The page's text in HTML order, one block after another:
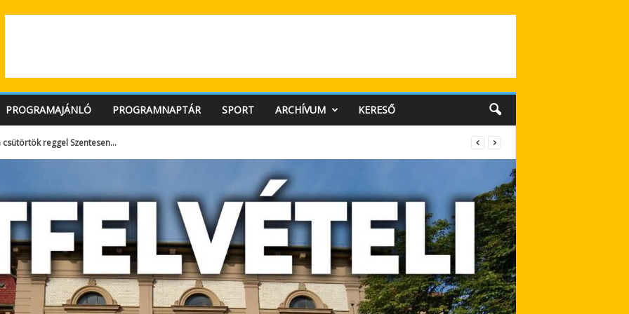
PROGRAMAJÁNLÓ PROGRAMNAPTÁR SPORT ARCHÍVUM KERESŐ
csütörtök reggel Szentesen…